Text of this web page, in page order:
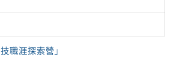
職涯探索營」